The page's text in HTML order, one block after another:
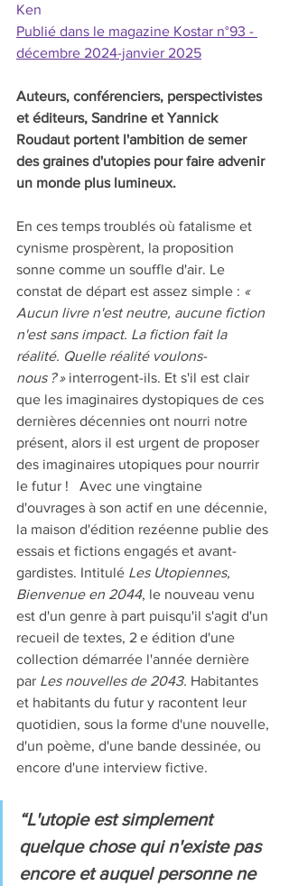
Ken
Publié dans le magazine Kostar n°93 -
décembre 2024-janvier 2025
Auteurs, conférenciers, perspectivistes
et éditeurs, Sandrine et Yannick
Roudaut portent l'ambition de semer
des graines d'utopies pour faire advenir
un monde plus lumineux.
En ces temps troublés où fatalisme et
cynisme prospèrent, la proposition
sonne comme un souffle d'air. Le
constat de départ est assez simple : «
Aucun livre n'est neutre, aucune fiction
n'est sans impact. La fiction fait la
réalité. Quelle réalité voulons-
nous ? » interrogent-ils. Et s'il est clair
que les imaginaires dystopiques de ces
dernières décennies ont nourri notre
présent, alors il est urgent de proposer
des imaginaires utopiques pour nourrir
le futur !   Avec une vingtaine
d'ouvrages à son actif en une décennie,
la maison d'édition rezéenne publie des
essais et fictions engagés et avant-
gardistes. Intitulé Les Utopiennes,
Bienvenue en 2044, le nouveau venu
est d'un genre à part puisqu'il s'agit d'un
recueil de textes, 2 e édition d'une
collection démarrée l'année dernière
par Les nouvelles de 2043. Habitantes
et habitants du futur y racontent leur
quotidien, sous la forme d'une nouvelle,
d'un poème, d'une bande dessinée, ou
encore d'une interview fictive.
“L'utopie est simplement
quelque chose qui n'existe pas
encore et auquel personne ne